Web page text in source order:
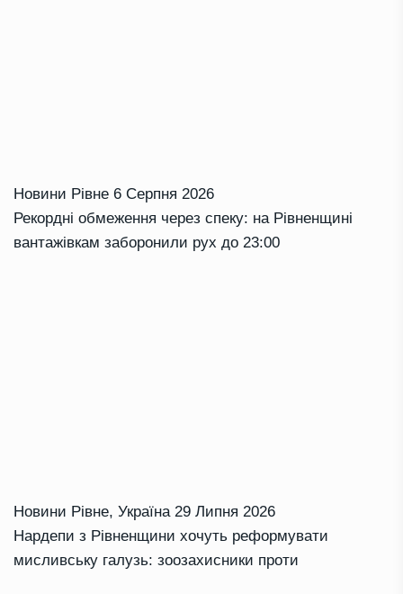
Новини Рівне 6 Серпня 2026
Рекордні обмеження через спеку: на Рівненщині
вантажівкам заборонили рух до 23:00
Новини Рівне, Україна 29 Липня 2026
Нардепи з Рівненщини хочуть реформувати
мисливську галузь: зоозахисники проти